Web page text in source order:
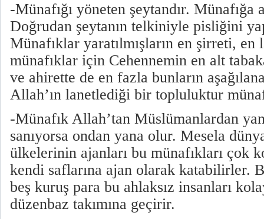
-Münafığı yöneten şeytandır. Münafığa
Doğrudan şeytanın telkiniyle pisliğini
Münafıklar yaratılmışların en şirreti,
münafıklar için Cehennemin en alt
ve ahirette de en fazla bunların
Allah’ın lanetlediği bir topluluktur
-Münafık Allah’tan Müslümanlardan
sanıyorsa ondan yana olur. Mesela
ülkelerinin ajanları bu münafıkları çok
kendi saflarına ajan olarak katabilirler.
beş kuruş para bu ahlaksız insanları
düzenbaz takımına geçirir.